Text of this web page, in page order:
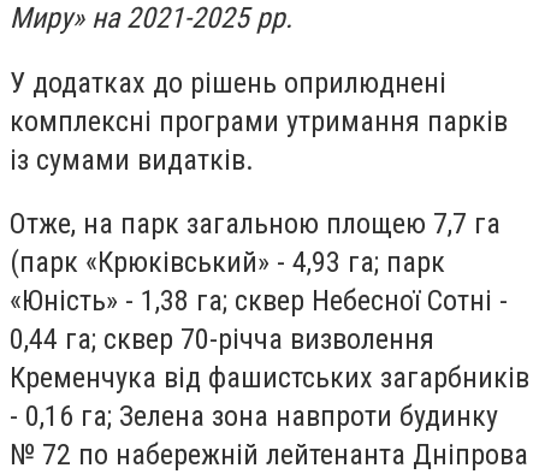
Миру» на 2021-2025 рр.
У додатках до рішень оприлюднені
комплексні програми утримання парків
із сумами видатків.
Отже, на парк загальною площею 7,7 га
(парк «Крюківський» - 4,93 га; парк
«Юність» - 1,38 га; сквер Небесної Сотні -
0,44 га; сквер 70-річча визволення
Кременчука від фашистських загарбників
- 0,16 га; Зелена зона навпроти будинку
№ 72 по набережній лейтенанта Дніпрова